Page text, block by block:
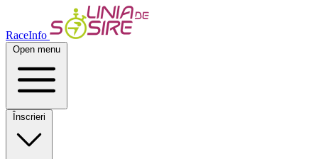
RaceInfo
Open menu
Înscrieri